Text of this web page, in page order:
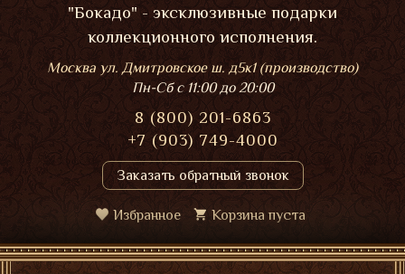
"Бокадо" - эксклюзивные подарки
коллекционного исполнения.
Москва ул. Дмитровское ш. д5к1 (производство)
Пн-Сбс 11:00 до 20:00
8 (800) 201-6863
+7 (903) 749-4000
Заказать обратный звонок
Избранное Корзина пуста